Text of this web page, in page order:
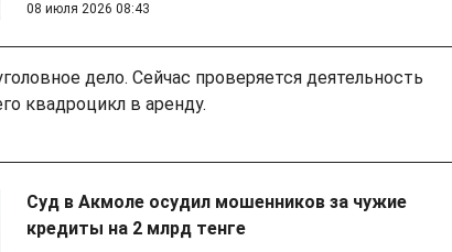
08 июля 2026 08:43
дело. Сейчас проверяется деятельность
квадроцикл в аренду.
Суд в Акмоле осудил мошенников за чужие
кредиты на 2 млрд тенге